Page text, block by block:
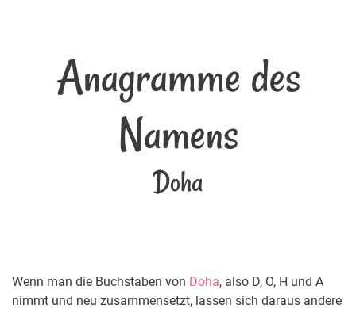
Anagramme des
Namens
Doha
Wenn man die Buchstaben von Doha, also D, O, H und A
nimmt und neu zusammensetzt, lassen sich daraus andere